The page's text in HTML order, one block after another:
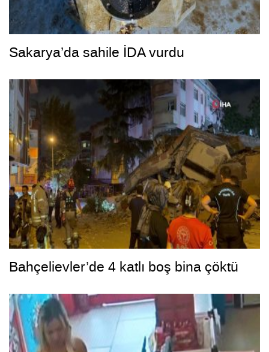
Sakarya’da sahile İDA vurdu
Bahçelievler’de 4 katlı boş bina çöktü